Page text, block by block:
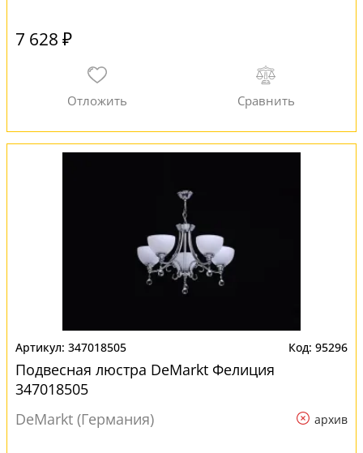
7 628 ₽
347018505 95296
Подвесная люстра DeMarkt Фелиция
347018505
DeMarkt (Германия)
архив